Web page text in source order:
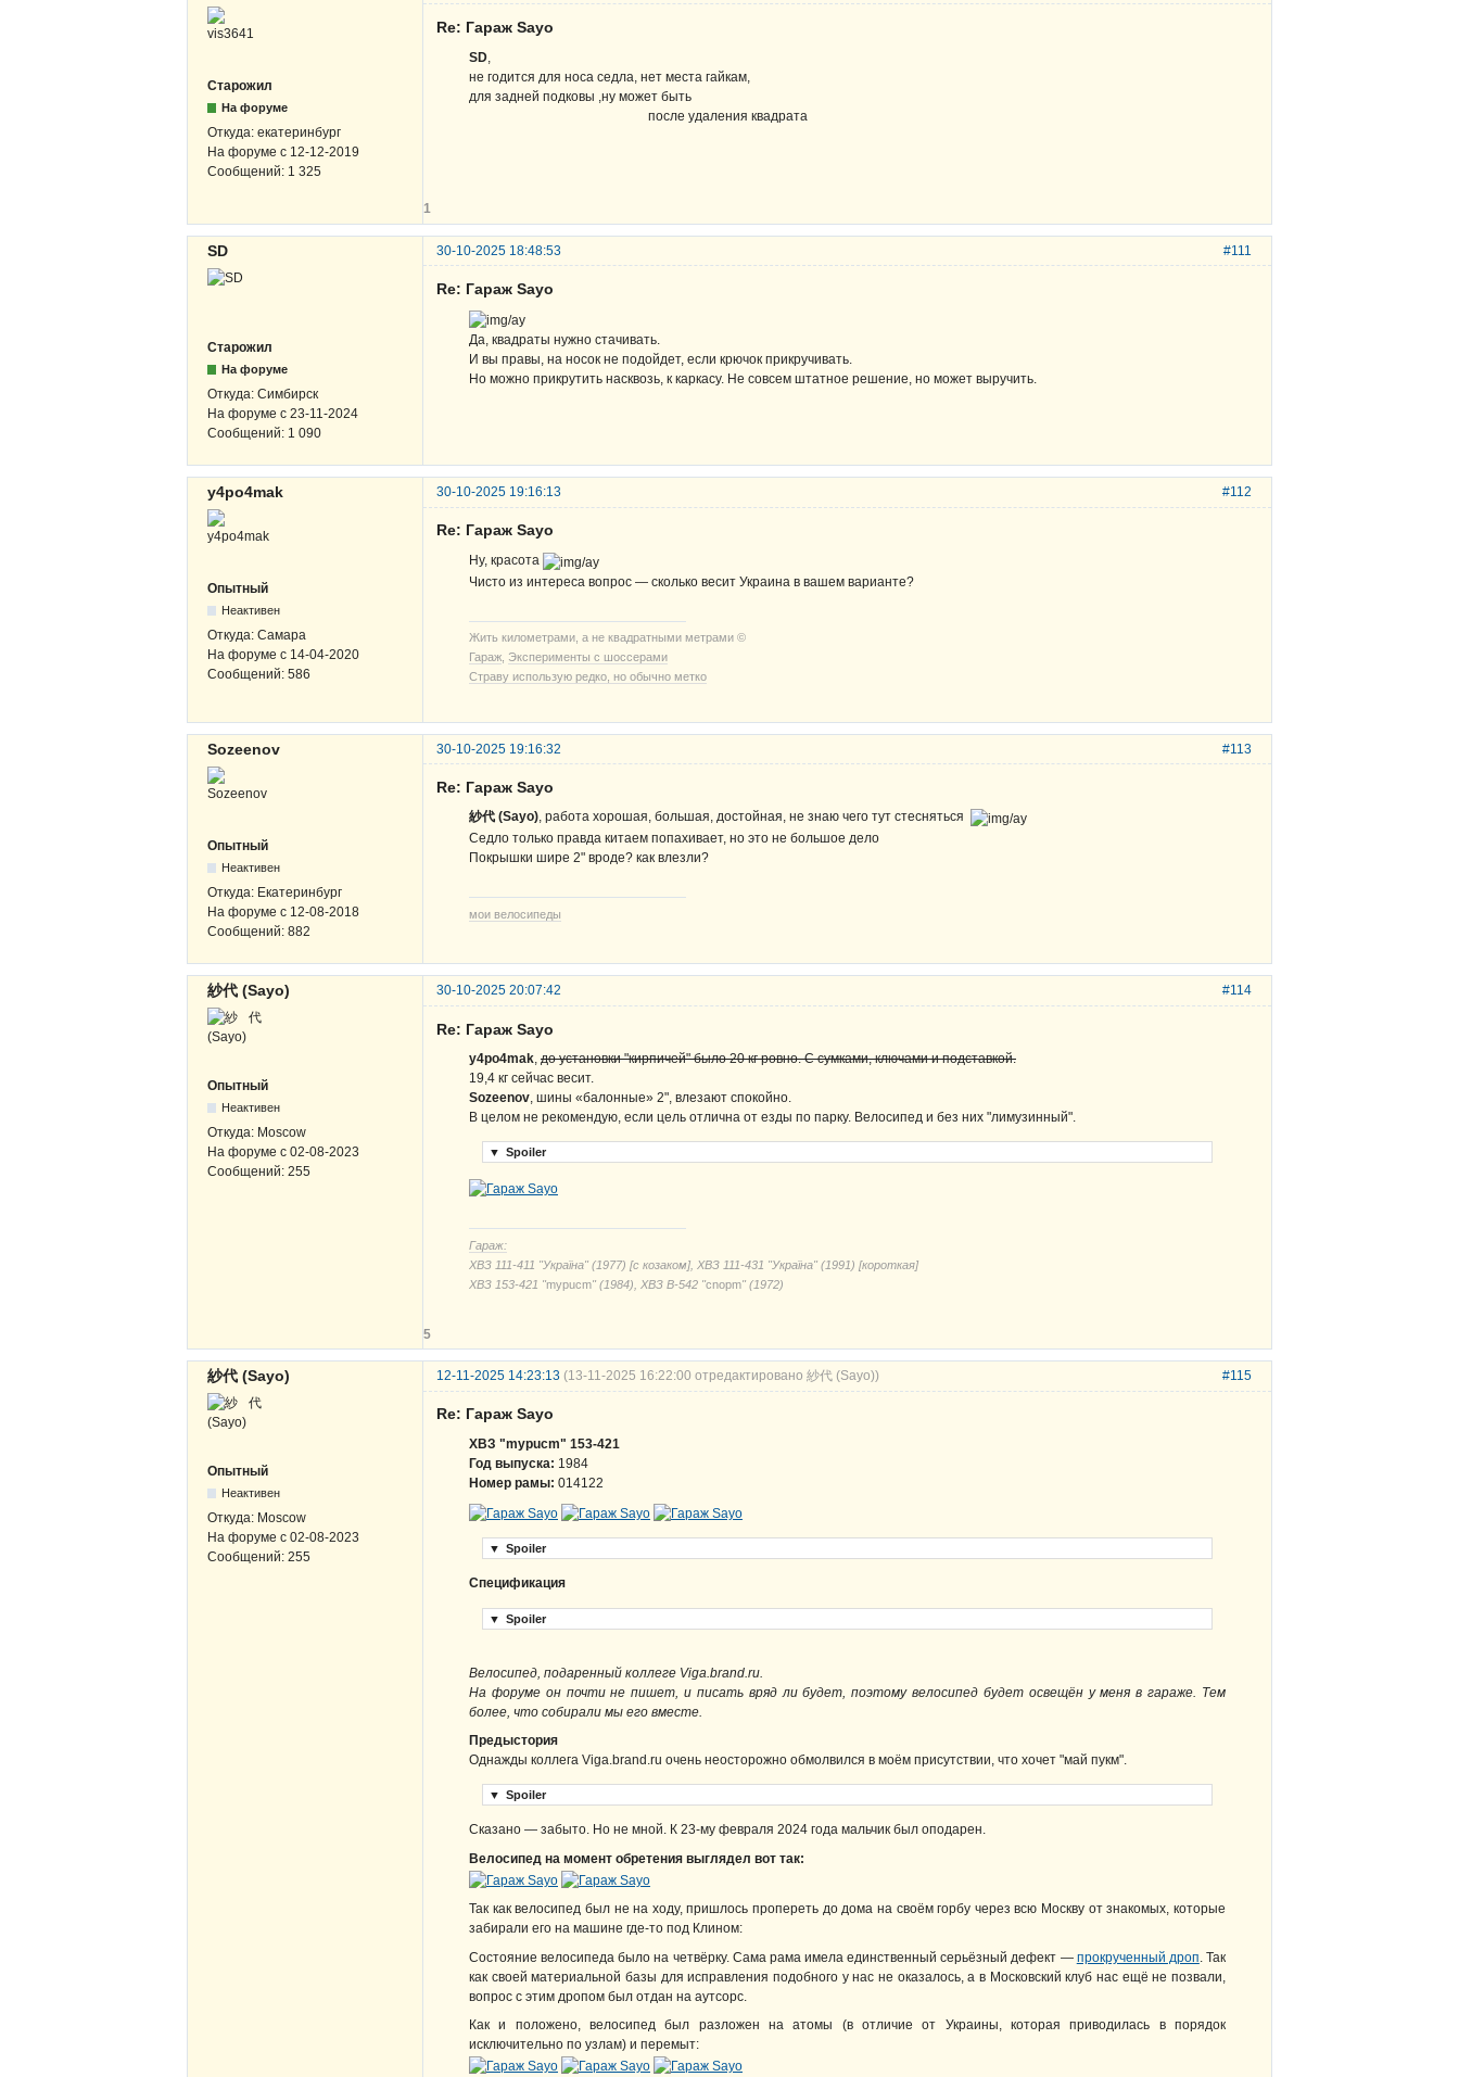
Старожил
На форуме
Откуда: екатеринбург
На форуме с 12-12-2019
Сообщений: 1 325
Re: Гараж Sayo
SD
не годится для носа седла, нет места гайкам,
для задней подковы ,ну может быть
после удаления квадрата
1
#111
SD 30-10-2025 18:48:53
Старожил
На форуме
Откуда: Симбирск
На форуме с 23-11-2024
Сообщений: 1 090
Re: Гараж Sayo
Да, квадраты нужно стачивать.
И вы правы, на носок не подойдет, если крючок прикручивать.
Но можно прикрутить насквозь, к каркасу. Не совсем штатное решение, но может выручить.
#112
y4po4mak 30-10-2025 19:16:13
Опытный
Неактивен
Откуда: Самара
На форуме с 14-04-2020
Сообщений: 586
Re: Гараж Sayo
Ну, красота
Чисто из интереса вопрос — сколько весит Украина в вашем варианте?
Жить километрами, а не квадратными метрами ©
Гараж Эксперименты с шоссерами
Страву использую редко, но обычно метко
#113
Sozeenov 30-10-2025 19:16:32
Опытный
Неактивен
Откуда: Екатеринбург
На форуме с 12-08-2018
Сообщений: 882
Re: Гараж Sayo
紗代 (Sayo), работа хорошая, большая, достойная, не знаю чего тут стесняться
Седло только правда китаем попахивает, но это не большое дело
Покрышки шире 2" вроде? как влезли?
мои велосипеды
#114
紗代 (Sayo) 30-10-2025 20:07:42
Опытный
Неактивен
Откуда: Moscow
На форуме с 02-08-2023
Сообщений: 255
Re: Гараж Sayo
y4po4mak до установки "кирпичей" было 20 кг ровно. С сумками, ключами и подставкой.
19,4 кг сейчас весит.
Sozeenov , шины «балонные» 2", влезают спокойно.
В целом не рекомендую, если цель отлична от езды по парку. Велосипед и без них "лимузинный".
▼ Spoiler
Гараж:
ХВЗ 111-411 "Україна" (1977) [с козаком], ХВЗ 111-431 "Україна" (1991) [короткая]
ХВЗ 153-421 "mypucm" (1984), ХВЗ В-542 "cnорm" (1972)
5
#115
紗代 (Sayo) 12-11-2025 14:23:13 (13-11-2025 16:22:00 отредактировано 紗代 (Sayo))
Опытный
Неактивен
Откуда: Moscow
На форуме с 02-08-2023
Сообщений: 255
Re: Гараж Sayo
ХВЗ "mypucm" 153-421
Год выпуска: 1984
Номер рамы: 014122
▼ Spoiler
Спецификация
▼ Spoiler
Велосипед, подаренный коллеге Viga.brand.ru.
На форуме он почти не пишет, и писать вряд ли будет, поэтому велосипед будет освещён у меня в гараже. Тем
более, что собирали мы его вместе.
Предыстория
Однажды коллега Viga.brand.ru очень неосторожно обмолвился в моём присутствии, что хочет "май пукм".
▼ Spoiler
Сказано — забыто. Но не мной. К 23-му февраля 2024 года мальчик был оподарен.
Велосипед на момент обретения выглядел вот так:
Так как велосипед был не на ходу, пришлось пропереть до дома на своём горбу через всю Москву от знакомых, которые
забирали его на машине где-то под Клином:
Состояние велосипеда было на четвёрку. Сама рама имела единственный серьёзный дефект — прокрученный дроп . Так
как своей материальной базы для исправления подобного у нас не оказалось, а в Московский клуб нас ещё не позвали,
вопрос с этим дропом был отдан на аутсорс.
Как и положено, велосипед был разложен на атомы (в отличие от Украины, которая приводилась в порядок
исключительно по узлам) и перемыт: